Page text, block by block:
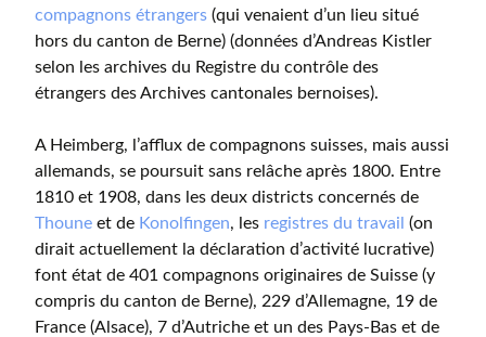
compagnons étrangers (qui venaient d’un lieu situé
hors du canton de Berne) (données d’Andreas Kistler
selon les archives du Registre du contrôle des
étrangers des Archives cantonales bernoises).
A Heimberg, l’afflux de compagnons suisses, mais aussi
allemands, se poursuit sans relâche après 1800. Entre
1810 et 1908, dans les deux districts concernés de
Thoune et de Konolfingen, les registres du travail (on
dirait actuellement la déclaration d’activité lucrative)
font état de 401 compagnons originaires de Suisse (y
compris du canton de Berne), 229 d’Allemagne, 19 de
France (Alsace), 7 d’Autriche et un des Pays-Bas et de